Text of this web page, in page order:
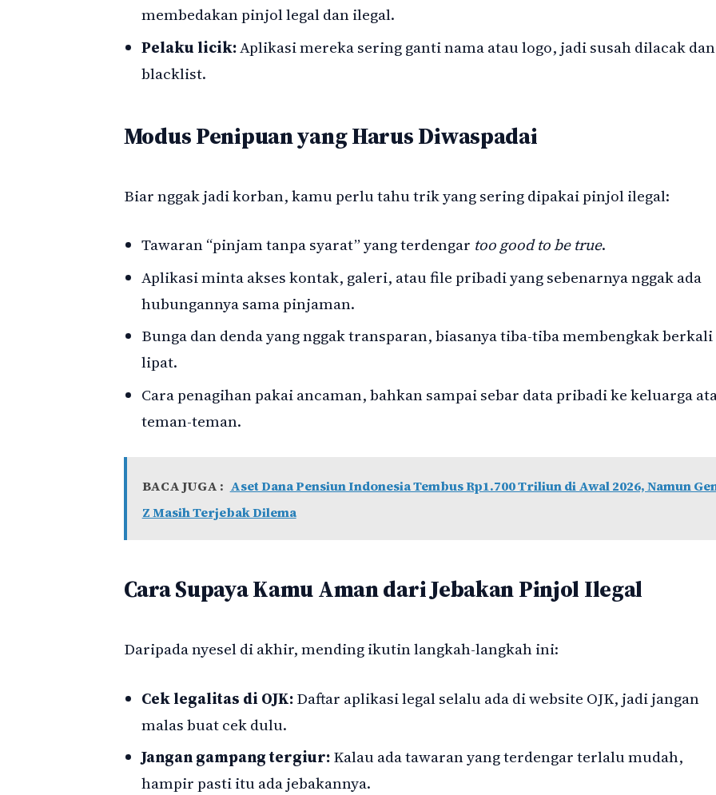
membedakan pinjol legal dan ilegal.
Pelaku licik:Aplikasi mereka sering ganti nama atau logo, jadi susah dilacak
blacklist.
Modus Penipuan yang Harus Diwaspadai
Biar nggak jadi korban, kamu perlu tahu trik yang sering dipakai pinjol ilegal:
Tawaran “pinjam tanpa syarat” yang terdengar too good to be true.
Aplikasi minta akses kontak, galeri, atau file pribadi yang sebenarnya nggak ada
hubungannya sama pinjaman.
Bunga dan denda yang nggak transparan, biasanya tiba-tiba membengkak berkali
lipat.
Cara penagihan pakai ancaman, bahkan sampai sebar data pribadi ke keluarga
teman-teman.
BACA JUGA : Aset Dana Pensiun Indonesia Tembus Rp1.700 Triliun di Awal 2026, Namun
Z Masih Terjebak Dilema
Cara Supaya Kamu Aman dari Jebakan Pinjol Ilegal
Daripada nyesel di akhir, mending ikutin langkah-langkah ini:
Cek legalitas di OJK:Daftar aplikasi legal selalu ada di website OJK, jadi jangan
malas buat cek dulu.
Jangan gampang tergiur:Kalau ada tawaran yang terdengar terlalu mudah,
hampir pasti itu ada jebakannya.